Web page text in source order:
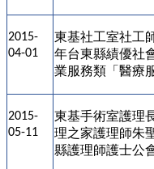
2015-
04-01
東基社工室社工
年台東縣績優社
業服務類「醫療
2015-
05-11
東基手術室護理
理之家護理師朱
縣護理師護士公